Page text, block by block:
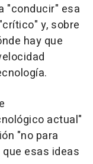
"conducir" esa
y, sobre
hay que
actual"
"no para
esas ideas